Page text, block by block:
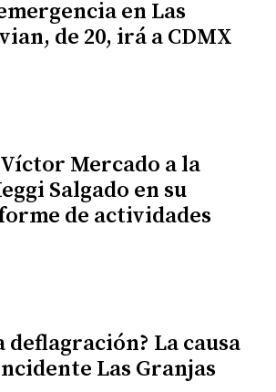
en Las
de 20, irá a CDMX
Mercado a la
Salgado en su
de actividades
deflagración? La causa
Las Granjas